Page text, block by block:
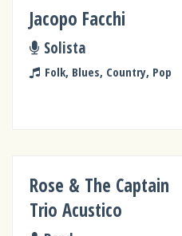
Jacopo Facchi
Solista
Folk, Blues, Country, Pop
Rose & The Captain
Trio Acustico